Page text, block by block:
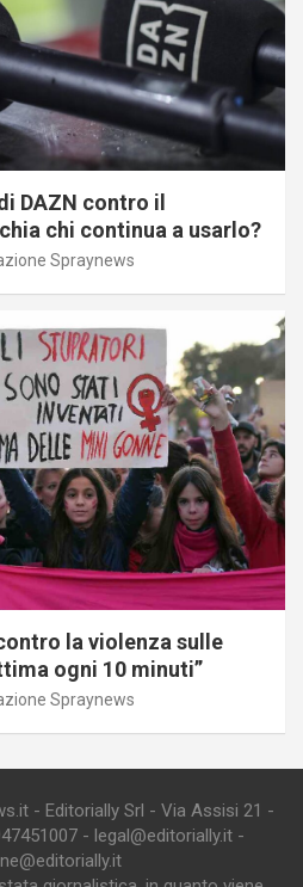
DAZN contro il
chi continua a usarlo?
Spraynews
la violenza sulle
ogni 10 minuti”
Spraynews
- Editorially Srl - Via Assisi 21 -
- legal@editorially.it -